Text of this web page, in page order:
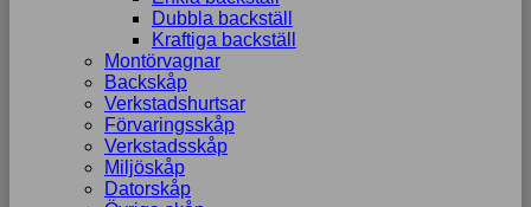
Dubbla backställ
Kraftiga backställ
Montörvagnar
Backskåp
Verkstadshurtsar
Förvaringsskåp
Verkstadsskåp
Miljöskåp
Datorskåp